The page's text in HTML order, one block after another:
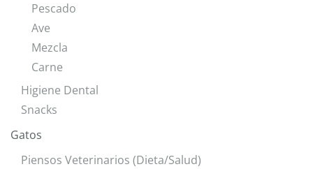
Pescado
Ave
Mezcla
Carne
Higiene Dental
Snacks
Gatos
Piensos Veterinarios (Dieta/Salud)